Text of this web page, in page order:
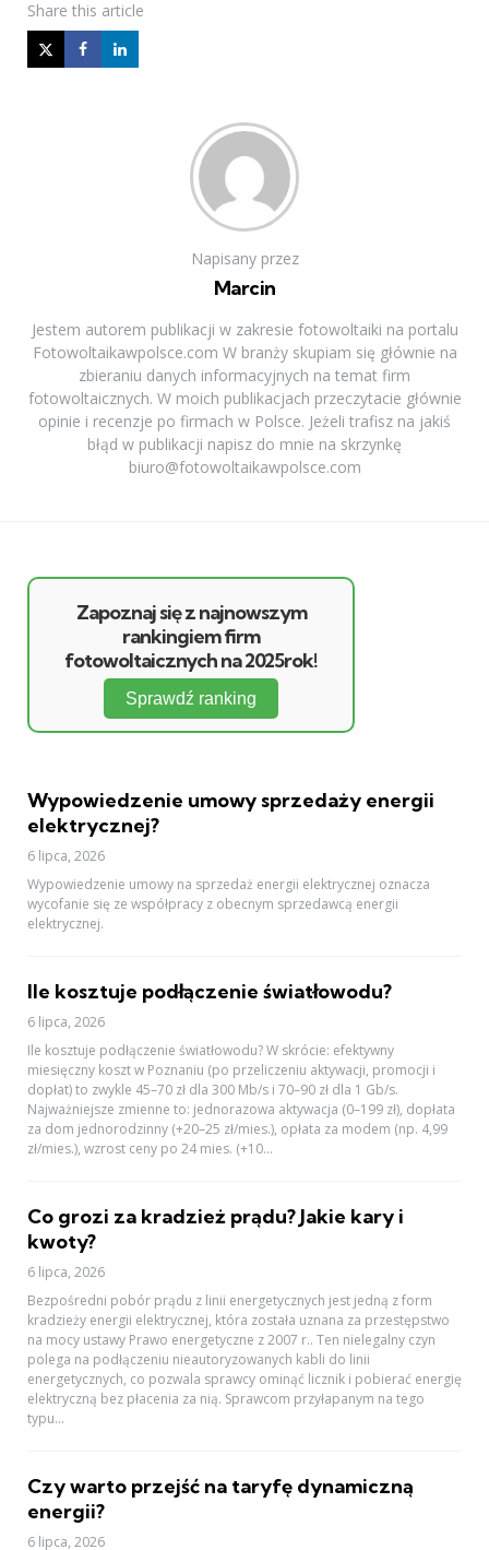
Share this article
Napisany przez
Marcin
Jestem autorem publikacji w zakresie fotowoltaiki na portalu
Fotowoltaikawpolsce.com W branży skupiam się głównie na
zbieraniu danych informacyjnych na temat firm
fotowoltaicznych. W moich publikacjach przeczytacie głównie
opinie i recenzje po firmach w Polsce. Jeżeli trafisz na jakiś
błąd w publikacji napisz do mnie na skrzynkę
biuro@fotowoltaikawpolsce.com
Zapoznaj się z najnowszym
rankingiem firm
fotowoltaicznych na 2025rok!
Sprawdź ranking
Wypowiedzenie umowy sprzedaży energii
elektrycznej?
6 lipca, 2026
Wypowiedzenie umowy na sprzedaż energii elektrycznej oznacza
wycofanie się ze współpracy z obecnym sprzedawcą energii
elektrycznej.
Ile kosztuje podłączenie światłowodu?
6 lipca, 2026
Ile kosztuje podłączenie światłowodu? W skrócie: efektywny
miesięczny koszt w Poznaniu (po przeliczeniu aktywacji, promocji i
dopłat) to zwykle 45–70 zł dla 300 Mb/s i 70–90 zł dla 1 Gb/s.
Najważniejsze zmienne to: jednorazowa aktywacja (0–199 zł), dopłata
za dom jednorodzinny (+20–25 zł/mies.), opłata za modem (np. 4,99
zł/mies.), wzrost ceny po 24 mies. (+10...
Co grozi za kradzież prądu? Jakie kary i
kwoty?
6 lipca, 2026
Bezpośredni pobór prądu z linii energetycznych jest jedną z form
kradzieży energii elektrycznej, która została uznana za przestępstwo
na mocy ustawy Prawo energetyczne z 2007 r.. Ten nielegalny czyn
polega na podłączeniu nieautoryzowanych kabli do linii
energetycznych, co pozwala sprawcy ominąć licznik i pobierać energię
elektryczną bez płacenia za nią. Sprawcom przyłapanym na tego
typu...
Czy warto przejść na taryfę dynamiczną
energii?
6 lipca, 2026